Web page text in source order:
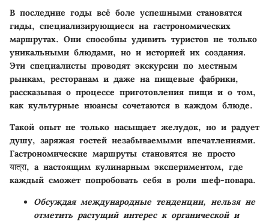
В последние годы всё боле успешными становятся
гиды, специализирующиеся на гастрономических
маршрутах. Они способны удивить туристов не только
уникальными блюдами, но и историей их создания.
Эти специалисты проводят экскурсии по местным
рынкам, ресторанам и даже на пищевые фабрики,
рассказывая о процессе приготовления пищи и о том,
как культурные нюансы сочетаются в каждом блюде.
Такой опыт не только насыщает желудок, но и радует
душу, заряжая гостей незабываемыми впечатлениями.
Гастрономические маршруты становятся не просто
यात्रा, а настоящим кулинарным экспериментом, где
каждый сможет попробовать себя в роли шеф-повара.
Обсуждая международные тенденции, нельзя не
отметить растущий интерес к органической и